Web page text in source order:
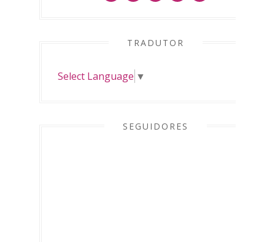
TRADUTOR
Select Language ▼
SEGUIDORES